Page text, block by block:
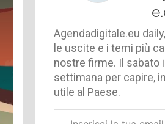
Agendadigitale.eu
le uscite e i temi più
nostre firme. Il sabato
settimana per capire,
utile al Paese.